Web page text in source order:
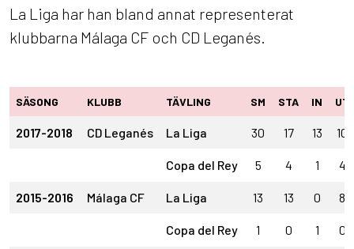
La Liga har han bland annat representerat
klubbarna Málaga CF och CD Leganés.
SÄSONG KLUBB TÄVLING SM STA IN UT
2017-2018 CD Leganés La Liga 30 17 13 10
Copa del Rey 5 4 1 4
2015-2016 Málaga CF La Liga 13 13 0 8
Copa del Rey 1 0 1 0